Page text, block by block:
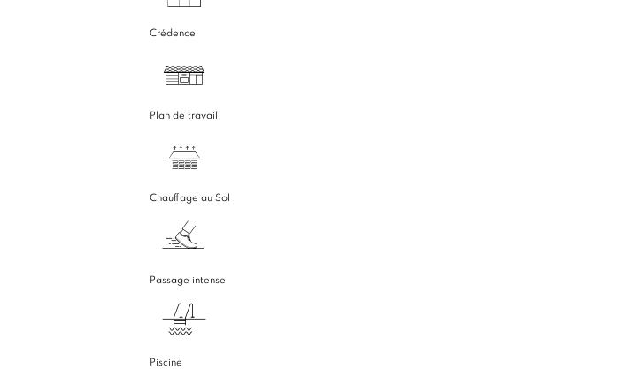
Crédence
Plan de travail
Chauffage au Sol
Passage intense
Piscine